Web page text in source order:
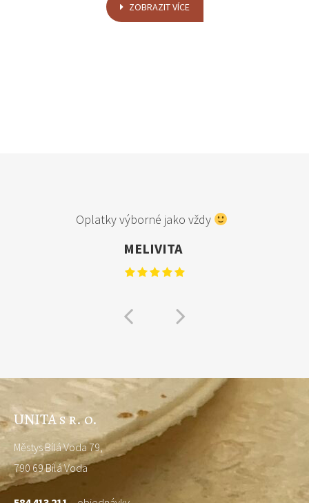
ZOBRAZIT VÍCE
Oplatky výborné jako vždy
MELIVITA
UNITA s r. o.
Městys Bílá Voda 79,
790 69 Bílá Voda